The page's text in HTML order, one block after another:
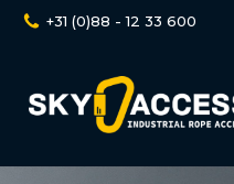
+31 (0)88 - 12 33 600